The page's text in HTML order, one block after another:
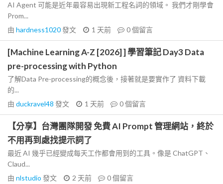
AI Agent 可能是近年最容易出現新工程名詞的領域。 我們才剛學會
Prom...
由 hardness1020發文 1 天前 0個留言
[Machine Learning A-Z [2026] ] 學習筆記 Day3 Data
pre-processing with Python
了解Data Pre-processing的概念後，接著就是要實作了 資料下載
的...
由 duckravel48 發文 1 天前 0個留言
【分享】台灣團隊開發 免費 AI Prompt 管理網站，終於
不用再到處找提示詞了
最近 AI 幾乎已經變成每天工作都會用到的工具。像是 ChatGPT、
Claud...
由 nlstudio 發文 2 天前 0個留言